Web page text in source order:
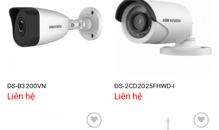
Add to
wishlist
DS-B3200VN
Liên hệ
DS-2CD2025FHWD-I
Liên hệ